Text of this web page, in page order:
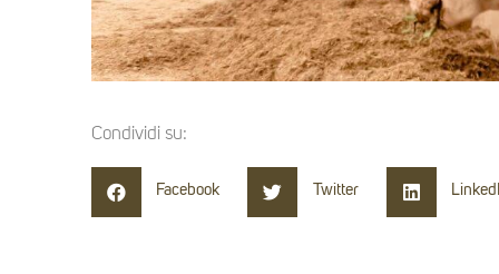
Condividi su:
Facebook Twitter